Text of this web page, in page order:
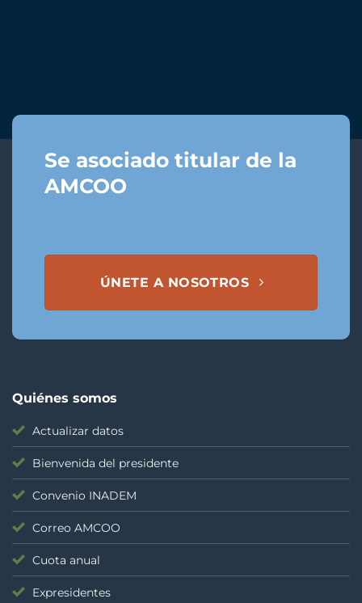
Se asociado titular de la
AMCOO
ÚNETE A NOSOTROS
Quiénes somos
Actualizar datos
Bienvenida del presidente
Convenio INADEM
Correo AMCOO
Cuota anual
Expresidentes